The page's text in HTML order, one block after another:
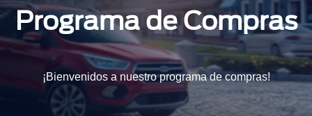
Programa de Compras
¡Bienvenidos a nuestro programa de compras!